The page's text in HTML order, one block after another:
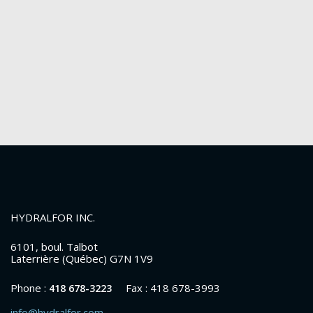
HYDRALFOR INC.
6101, boul. Talbot
Laterrière (Québec) G7N 1V9
Phone : 418 678-3223
Fax : 418 678-3993